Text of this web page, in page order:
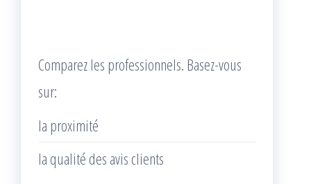
Comparez les professionnels. Basez-vous
sur:
la proximité
la qualité des avis clients